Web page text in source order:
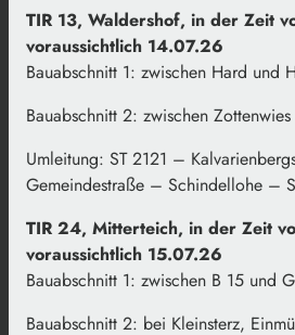
TIR 13, Waldershof, in der Zeit
voraussichtlich 14.07.26
Bauabschnitt 1: zwischen Hard und
Bauabschnitt 2: zwischen
Umleitung: ST 2121 –
Gemeindestraße – Schindellohe –
TIR 24, Mitterteich, in der Zeit
voraussichtlich 15.07.26
Bauabschnitt 1: zwischen B 15 und
Bauabschnitt 2: bei Kleinsterz,